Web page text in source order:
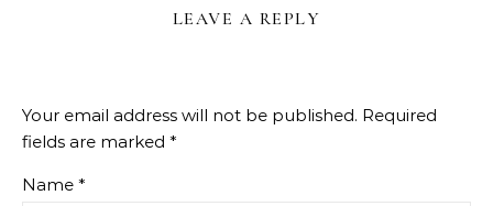
LEAVE A REPLY
Your email address will not be published. Required
fields are marked *
Name *